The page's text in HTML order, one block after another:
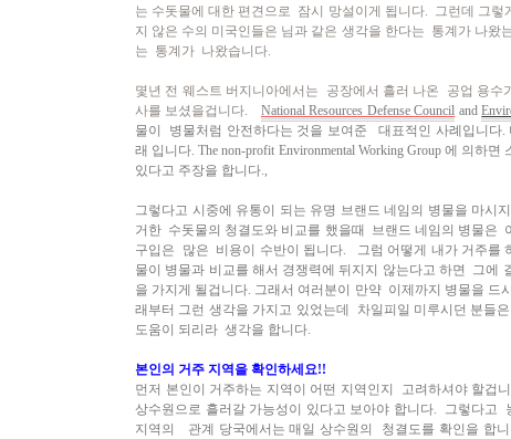
는 수돗물에 대한 편견으로 잠시 망설이게 됩니다. 그런데 그렇
지 않은 수의 미국인들은 님과 같은 생각을 한다는 통계가 나왔
는 통계가 나왔습니다.
몇년 전 웨스트 버지니아에서는 공장에서 흘러 나온 공업 용
사를 보셨을겁니다.
National Resources Defense Council and
물이 병물처럼 안전하다는 것을 보여준 대표적인 사례입니다.
래 입니다. The non-profit Environmental Working Group에 의하면
있다고 주장을 합니다.,
그렇다고 시중에 유통이 되는 유명 브랜드 네임의 병물을 마시
거한 수돗물의 청결도와 비교를 했을때 브랜드 네임의 병물은
구입은 많은 비용이 수반이 됩니다. 그럼 어떻게 내가 거주를
물이 병물과 비교를 해서 경쟁력에 뒤지지 않는다고 하면 그에
을 가지게 될겁니다. 그래서 여러분이 만약 이제까지 병물을 드
래부터 그런 생각을 가지고 있었는데 차일피일 미루시던 분들
도움이 되리라 생각을 합니다.
본인의 거주 지역을 확인하세요!!
먼저 본인이 거주하는 지역이 어떤 지역인지 고려하셔야 할겁
상수원으로 흘러갈 가능성이 있다고 보아야 합니다. 그렇다고
지역의 관계 당국에서는 매일 상수원의 청결도를 확인을 합니